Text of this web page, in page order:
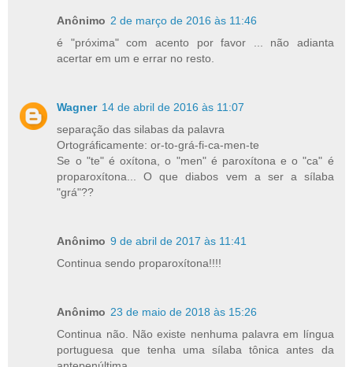
Anônimo 2 de março de 2016 às 11:46
é "próxima" com acento por favor ... não adianta
acertar em um e errar no resto.
Wagner 14 de abril de 2016 às 11:07
separação das silabas da palavra
Ortográficamente: or-to-grá-fi-ca-men-te
Se o "te" é oxítona, o "men" é paroxítona e o "ca" é
proparoxítona... O que diabos vem a ser a sílaba
"grá"??
Anônimo 9 de abril de 2017 às 11:41
Continua sendo proparoxítona!!!!
Anônimo 23 de maio de 2018 às 15:26
Continua não. Não existe nenhuma palavra em língua
portuguesa que tenha uma sílaba tônica antes da